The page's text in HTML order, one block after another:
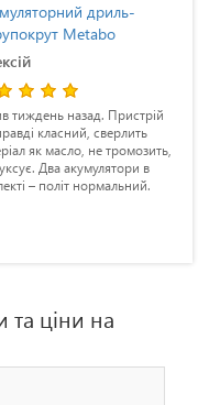
дриль-
Metabo
BS 12 BL Q
(601039800)
тиждень назад. Пристрій
класний, сверлить
як масло, не тромозить,
Два акумулятори в
– політ нормальний.
та ціни на